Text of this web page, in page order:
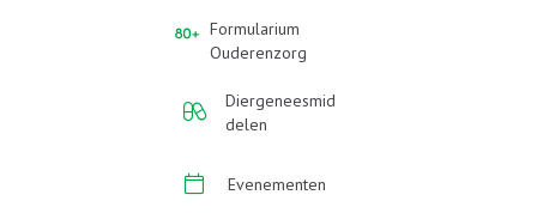
Formularium
Ouderenzorg
Diergeneesmid
delen
Evenementen